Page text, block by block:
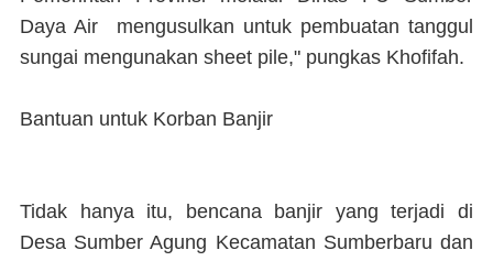
Daya Air mengusulkan untuk pembuatan tanggul
sungai mengunakan sheet pile," pungkas Khofifah.
Bantuan untuk Korban Banjir
Tidak hanya itu, bencana banjir yang terjadi di
Desa Sumber Agung Kecamatan Sumberbaru dan